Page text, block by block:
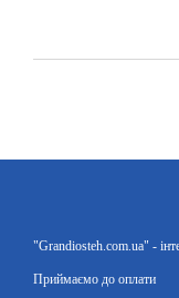
"Grandiosteh.com.ua" -
Приймаємо до оплати